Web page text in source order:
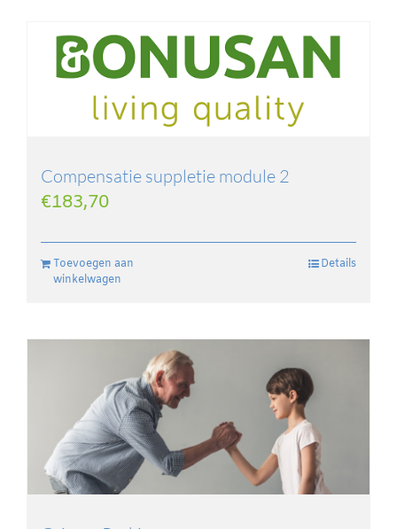
Compensatie suppletie module 2
€183,70
Toevoegen aan
winkelwagen
Details